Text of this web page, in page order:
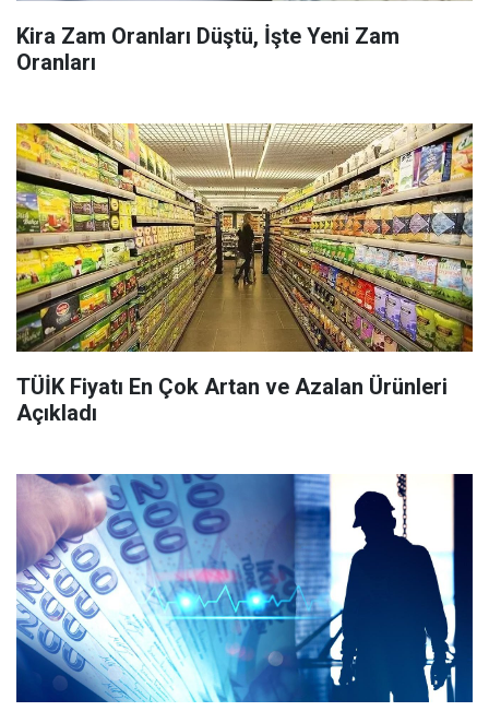
Kira Zam Oranları Düştü, İşte Yeni Zam
Oranları
TÜİK Fiyatı En Çok Artan ve Azalan Ürünleri
Açıkladı